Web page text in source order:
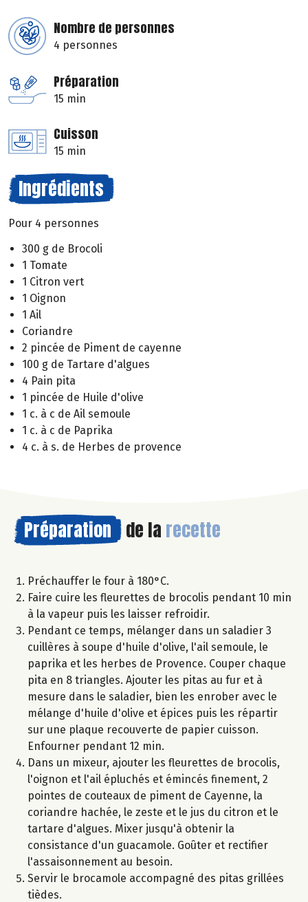
Nombre de personnes
4 personnes
Préparation
15 min
Cuisson
15 min
Ingrédients
Pour 4 personnes
300 g de Brocoli
1 Tomate
1 Citron vert
1 Oignon
1 Ail
Coriandre
2 pincée de Piment de cayenne
100 g de Tartare d'algues
4 Pain pita
1 pincée de Huile d'olive
1 c. à c de Ail semoule
1 c. à c de Paprika
4 c. à s. de Herbes de provence
Préparation de la recette
Préchauffer le four à 180°C.
Faire cuire les fleurettes de brocolis pendant 10 min
à la vapeur puis les laisser refroidir.
Pendant ce temps, mélanger dans un saladier 3
cuillères à soupe d'huile d'olive, l'ail semoule, le
paprika et les herbes de Provence. Couper chaque
pita en 8 triangles. Ajouter les pitas au fur et à
mesure dans le saladier, bien les enrober avec le
mélange d'huile d'olive et épices puis les répartir
sur une plaque recouverte de papier cuisson.
Enfourner pendant 12 min.
Dans un mixeur, ajouter les fleurettes de brocolis,
l'oignon et l'ail épluchés et émincés finement, 2
pointes de couteaux de piment de Cayenne, la
coriandre hachée, le zeste et le jus du citron et le
tartare d'algues. Mixer jusqu'à obtenir la
consistance d'un guacamole. Goûter et rectifier
l'assaisonnement au besoin.
Servir le brocamole accompagné des pitas grillées
tièdes.